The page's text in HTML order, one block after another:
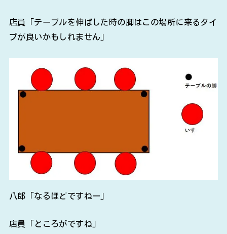
店員「テーブルを伸ばした時の脚はこの場所に来るタイ
プが良いかもしれません」
八郎「なるほどですねー」
店員「ところがですね」